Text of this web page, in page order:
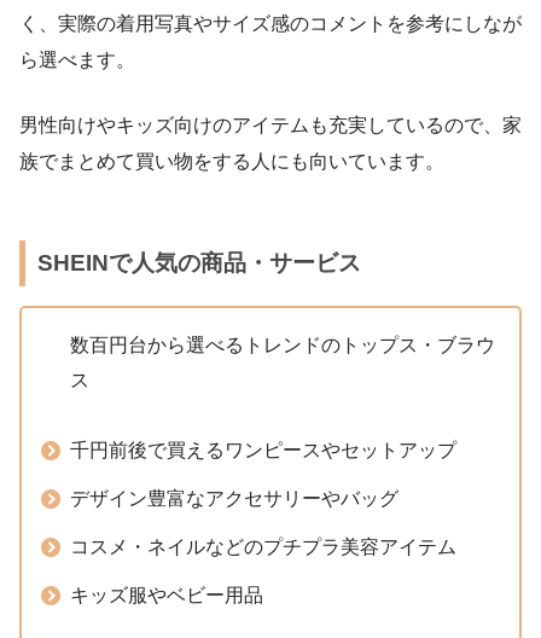
く、実際の着用写真やサイズ感のコメントを参考にしなが
ら選べます。
男性向けやキッズ向けのアイテムも充実しているので、家
族でまとめて買い物をする人にも向いています。
SHEINで人気の商品・サービス
数百円台から選べるトレンドのトップス・ブラウ
ス
千円前後で買えるワンピースやセットアップ
デザイン豊富なアクセサリーやバッグ
コスメ・ネイルなどのプチプラ美容アイテム
キッズ服やベビー用品